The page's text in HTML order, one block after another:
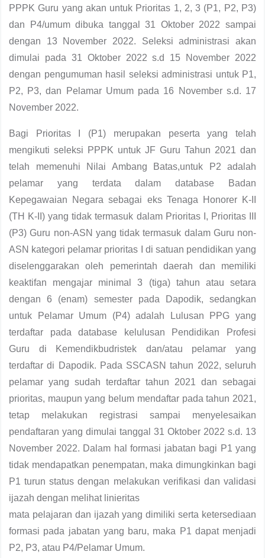
PPPK Guru yang akan untuk Prioritas 1, 2, 3 (P1, P2, P3)
dan P4/umum dibuka tanggal 31 Oktober 2022 sampai
dengan 13 November 2022. Seleksi administrasi akan
dimulai pada 31 Oktober 2022 s.d 15 November 2022
dengan pengumuman hasil seleksi administrasi untuk P1,
P2, P3, dan Pelamar Umum pada 16 November s.d. 17
November 2022.
Bagi Prioritas I (P1) merupakan peserta yang telah
mengikuti seleksi PPPK untuk JF Guru Tahun 2021 dan
telah memenuhi Nilai Ambang Batas,untuk P2 adalah
pelamar yang terdata dalam database Badan
Kepegawaian Negara sebagai eks Tenaga Honorer K-II
(TH K-II) yang tidak termasuk dalam Prioritas I, Prioritas III
(P3) Guru non-ASN yang tidak termasuk dalam Guru non-
ASN kategori pelamar prioritas I di satuan pendidikan yang
diselenggarakan oleh pemerintah daerah dan memiliki
keaktifan mengajar minimal 3 (tiga) tahun atau setara
dengan 6 (enam) semester pada Dapodik, sedangkan
untuk Pelamar Umum (P4) adalah Lulusan PPG yang
terdaftar pada database kelulusan Pendidikan Profesi
Guru di Kemendikbudristek dan/atau pelamar yang
terdaftar di Dapodik. Pada SSCASN tahun 2022, seluruh
pelamar yang sudah terdaftar tahun 2021 dan sebagai
prioritas, maupun yang belum mendaftar pada tahun 2021,
tetap melakukan registrasi sampai menyelesaikan
pendaftaran yang dimulai tanggal 31 Oktober 2022 s.d. 13
November 2022. Dalam hal formasi jabatan bagi P1 yang
tidak mendapatkan penempatan, maka dimungkinkan bagi
P1 turun status dengan melakukan verifikasi dan validasi
ijazah dengan melihat linieritas
mata pelajaran dan ijazah yang dimiliki serta ketersediaan
formasi pada jabatan yang baru, maka P1 dapat menjadi
P2, P3, atau P4/Pelamar Umum.